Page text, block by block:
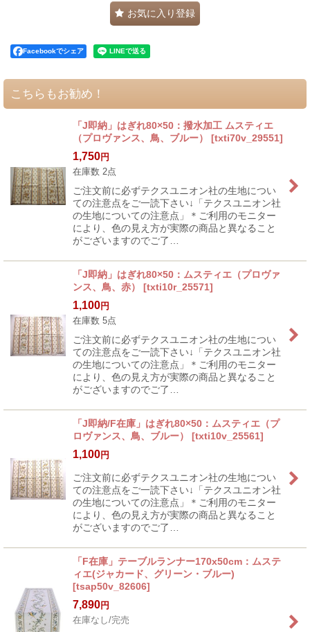
お気に入り登録
Facebookでシェア
こちらもお勧め！
「J即納」はぎれ80×50：撥水加工 ムスティエ
（プロヴァンス、鳥、ブルー）
[txti70v_29551]
1,750円
在庫数 2点
ご注文前に必ずテクスユニオン社の生地につい
ての注意点をご一読下さい↓「テクスユニオン社
の生地についての注意点」＊ご利用のモニター
により、色の見え方が実際の商品と異なること
がございますのでご了…
「J即納」はぎれ80×50：ムスティエ（プロヴァ
ンス、鳥、赤）
[txti10r_25571]
1,100円
在庫数 5点
ご注文前に必ずテクスユニオン社の生地につい
ての注意点をご一読下さい↓「テクスユニオン社
の生地についての注意点」＊ご利用のモニター
により、色の見え方が実際の商品と異なること
がございますのでご了…
「J即納/F在庫」はぎれ80×50：ムスティエ（プ
ロヴァンス、鳥、ブルー）
[txti10v_25561]
1,100円
ご注文前に必ずテクスユニオン社の生地につい
ての注意点をご一読下さい↓「テクスユニオン社
の生地についての注意点」＊ご利用のモニター
により、色の見え方が実際の商品と異なること
がございますのでご了…
「F在庫」テーブルランナー170x50cm：ムステ
ィエ(ジャカード、グリーン・ブルー)
[tsap50v_82606]
7,890円
在庫なし/完売